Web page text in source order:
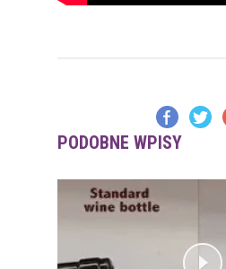
PODOBNE WPISY